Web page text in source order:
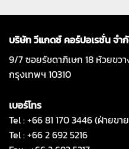
บริษัท วีแกดซ์ คอร์ปอเรชั่น จำ
9/7 ซอยรัชดาภิเษก 18 ห้วยขว
กรุงเทพฯ 10310
เบอร์โทร
Tel : +66 81 170 3446 (ฝ่ายขา
Tel : +66 2 692 5216